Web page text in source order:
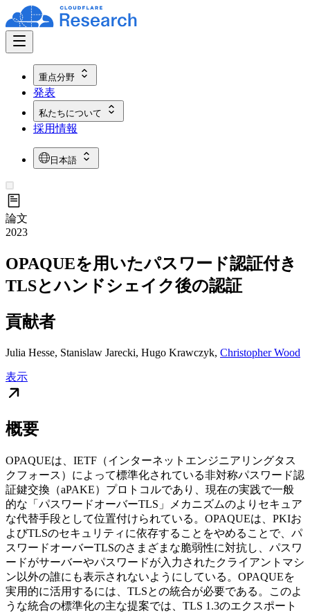
重点分野
発表
私たちについて
採用情報
日本語
論文
2023
OPAQUEを用いたパスワード認証付き
TLSとハンドシェイク後の認証
貢献者
Julia Hesse, Stanislaw Jarecki, Hugo Krawczyk, Christopher Wood
表示
概要
OPAQUEは、IETF（インターネットエンジニアリングタス
クフォース）によって標準化されている非対称パスワード認
証鍵交換（aPAKE）プロトコルであり、現在の実践で一般
的な「パスワードオーバーTLS」メカニズムのよりセキュア
な代替手段として位置付けられている。OPAQUEは、PKIお
よびTLSのセキュリティに依存することをやめることで、パ
スワードオーバーTLSのさまざまな脆弱性に対抗し、パスワ
ードがサーバーやパスワードが入力されたクライアントマシ
ン以外の誰にも表示されないようにしている。OPAQUEを
実用的に活用するには、TLSとの統合が必要である。このよ
うな統合の標準化の主な提案では、TLS 1.3のエクスポート